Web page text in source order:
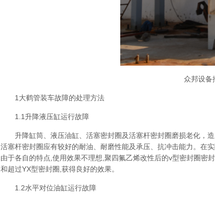
众邦设备
1大鹤管装车故障的处理方法
1.1升降液压缸运行故障
升降缸筒、液压油缸、活塞密封圈及活塞杆密封圈磨损老化，造
活塞杆密封圈应有较好的耐油、耐磨性能及承压、抗冲击能力。在
由于各自的特点,使用效果不理想,聚四氟乙烯改性后的v型密封圈密
和超过YX型密封圈,获得良好的效果。
1.2水平对位油缸运行故障